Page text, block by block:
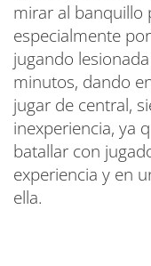
mirar al banquillo
especialmente
jugando
minutos, dando
jugar de central,
inexperiencia, ya
batallar con
experiencia y en
ella.